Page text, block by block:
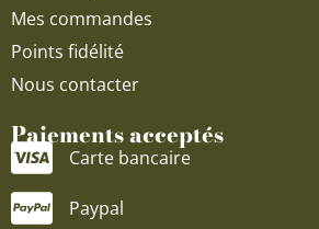
Mes commandes
Points fidélité
Nous contacter
Paiements acceptés
Carte bancaire
Paypal